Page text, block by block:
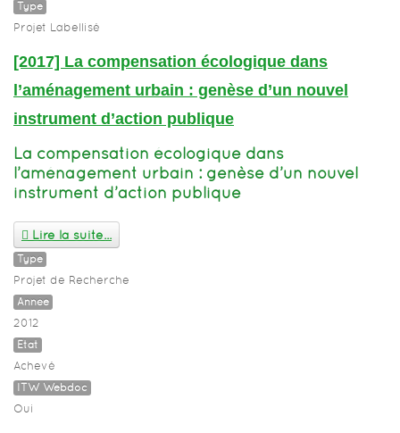
Type
Projet Labellisé
[2017] La compensation écologique dans
l’aménagement urbain : genèse d’un nouvel
instrument d’action publique
La compensation écologique dans
l’aménagement urbain : genèse d’un nouvel
instrument d’action publique
Lire la suite...
Type
Projet de Recherche
Année
2012
Etat
Achevé
ITW Webdoc
Oui